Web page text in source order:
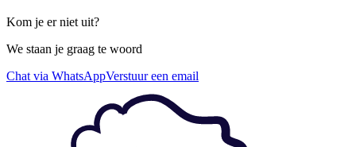
Kom je er niet uit?
We staan je graag te woord
Chat via WhatsAppVerstuur een email